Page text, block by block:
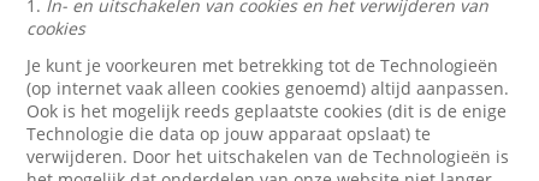
1. In- en uitschakelen van cookies en het verwijderen van
cookies
Je kunt je voorkeuren met betrekking tot de Technologieën
(op internet vaak alleen cookies genoemd) altijd aanpassen.
Ook is het mogelijk reeds geplaatste cookies (dit is de enige
Technologie die data op jouw apparaat opslaat) te
verwijderen. Door het uitschakelen van de Technologieën is